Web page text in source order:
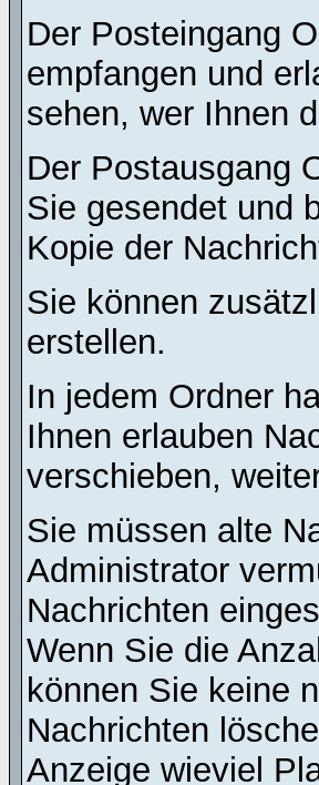
Der Posteingang
empfangen und
sehen, wer Ihnen
Der Postausgang
Sie gesendet und
Kopie der
Sie können
erstellen.
In jedem Ordner
Ihnen erlauben
verschieben,
Sie müssen alte
Administrator
Nachrichten
Wenn Sie die
können Sie keine
Nachrichten
Anzeige wieviel